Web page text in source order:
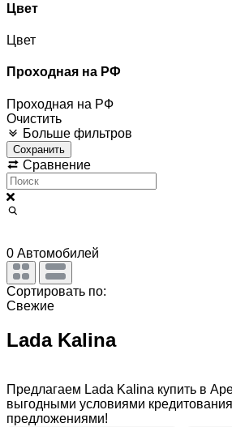
Цвет
Цвет
Проходная на РФ
Проходная на РФ
Очистить
Больше фильтров
Сохранить
Сравнение
0 Автомобилей
Сортировать по:
Свежие
Lada Kalina
Предлагаем Lada Kalina купить в
выгодными условиями
предложениями!